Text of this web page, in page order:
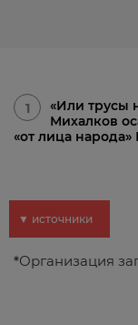
1
«Или трусы
Михалков
«от лица
▼ источники
*Организация